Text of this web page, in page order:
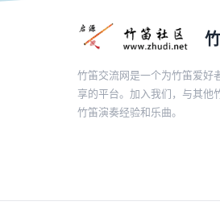
竹笛交流网是一个为竹笛爱好
享的平台。加入我们，与其他
竹笛演奏经验和乐曲。